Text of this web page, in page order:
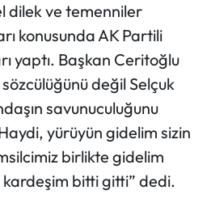
dilek ve temenniler
konusunda AK Partili
yaptı. Başkan Ceritoğlu
değil Selçuk
savunuculuğunu
yürüyün gidelim sizin
birlikte gidelim
kardeşim bitti gitti” dedi.